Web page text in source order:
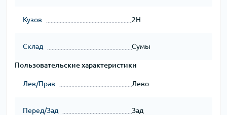
Кузов 2H
Склад Сумы
Пользовательские характеристики
Лев/Прав Лево
Перед/Зад Зад